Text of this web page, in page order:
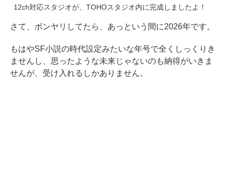
12ch対応スタジオが、TOHOスタジオ内に完成しましたよ！
さて、ボンヤリしてたら、あっという間に2026年です。
もはやSF小説の時代設定みたいな年号で全くしっくりき
ませんし、思ったような未来じゃないのも納得がいきま
せんが、受け入れるしかありません。